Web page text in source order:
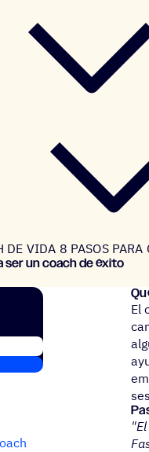
DE VIDA 8 PASOS
ser un coach de éxito
El